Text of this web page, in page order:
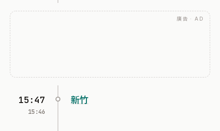
廣告 · AD
15:47
15:46
新竹